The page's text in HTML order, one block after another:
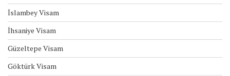
İslambey Visam
İhsaniye Visam
Güzeltepe Visam
Göktürk Visam